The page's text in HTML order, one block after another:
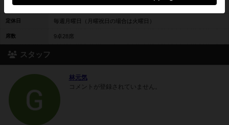
休日営業 14時00分～23時30分
定休日 毎週月曜日（月曜祝日の場合は火曜日）
席数 9卓28席
スタッフ
林元気
コメントが登録されていません。